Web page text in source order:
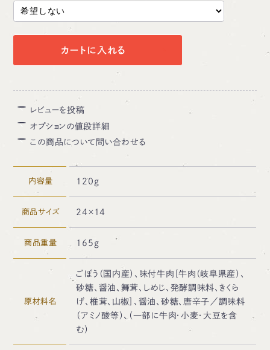
カートに入れる
レビューを投稿
オプションの値段詳細
この商品について問い合わせる
内容量 120ｇ
商品サイズ 24×14
商品重量 165ｇ
原材料名
ごぼう（国内産）、味付牛肉［牛肉（岐阜県産）、
砂糖、醤油、舞茸、しめじ、発酵調味料、きくら
げ、椎茸、山椒］、醤油、砂糖、唐辛子／調味料
（アミノ酸等）、（一部に牛肉・小麦・大豆を含
む）